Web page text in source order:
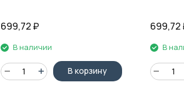
699,72₽
В наличии
В корзину
699,72
В